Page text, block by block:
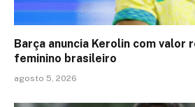
Barça anuncia Kerolin com
feminino brasileiro
agosto 5, 2026